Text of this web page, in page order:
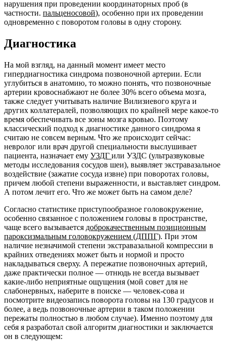
нарушения при проведении координаторных проб (в
частности. пальценосовой), особенно при их проведении
одновременно с поворотом головы в одну сторону.
Диагностика
На мой взгляд, на данный момент имеет место
гипердиагностика синдрома позвоночной артерии. Если
углубиться в анатомию, то можно понять, что позвоночные
артерии кровоснабжают не более 30% всего объема мозга,
также следует учитывать наличие Вилизиевого круга и
других коллатералей, позволяющих по крайней мере какое-то
время обеспечивать все зоны мозга кровью. Поэтому
классический подход к диагностике данного синдрома я
считаю не совсем верным. Что же происходит сейчас:
невролог или врач другой специальности выслушивает
пациента, назначает ему УЗДГ или УЗДС (ультразвуковые
методы исследования сосудов шеи), выявляет экстравазальное
воздействие (зажатие сосуда извне) при поворотах головы,
причем любой степени выраженности, и выставляет синдром.
А потом лечит его. Что же может быть на самом деле?
Согласно статистике приступообразное головокружение,
особенно связанное с положением головы в пространстве,
чаще всего вызывается доброкачественным позиционным
пароксизмальным головокружением (ДППГ). При этом
наличие незначимой степени экстравазальной компрессии в
крайних отведениях может быть и нормой и просто
накладываться сверху. А пережатие позвоночных артерий,
даже практически полное — отнюдь не всегда вызывает
какие-либо неприятные ощущения (мой совет для не
слабонервных, наберите в поиске — человек-сова и
посмотрите видеозапись поворота головы на 130 градусов и
более, а ведь позвоночные артерии в таком положении
пережаты полностью в любом случае). Именно поэтому для
себя я разработал свой алгоритм диагностики и заключается
он в следующем: